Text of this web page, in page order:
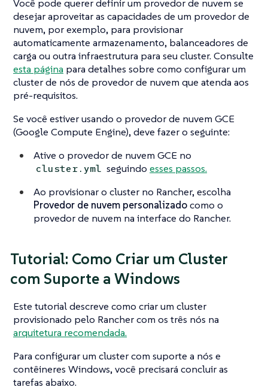
Você pode querer definir um provedor de nuvem se
desejar aproveitar as capacidades de um provedor de
nuvem, por exemplo, para provisionar
automaticamente armazenamento, balanceadores de
carga ou outra infraestrutura para seu cluster. Consulte
esta página para detalhes sobre como configurar um
cluster de nós de provedor de nuvem que atenda aos
pré-requisitos.
Se você estiver usando o provedor de nuvem GCE
(Google Compute Engine), deve fazer o seguinte:
Ative o provedor de nuvem GCE no
cluster.yml seguindoesses passos.
Ao provisionar o cluster no Rancher, escolha
Provedor de nuvem personalizadocomo o
provedor de nuvem na interface do Rancher.
Tutorial: Como Criar um Cluster
com Suporte a Windows
Este tutorial descreve como criar um cluster
provisionado pelo Rancher com os três nós na
arquitetura recomendada.
Para configurar um cluster com suporte a nós e
contêineres Windows, você precisará concluir as
tarefas abaixo.